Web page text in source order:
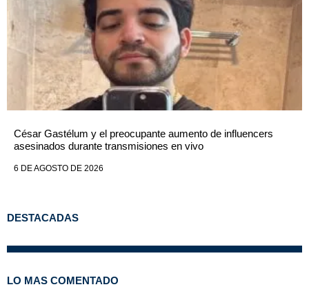
César Gastélum y el preocupante aumento de influencers
asesinados durante transmisiones en vivo
6 DE AGOSTO DE 2026
DESTACADAS
LO MAS COMENTADO